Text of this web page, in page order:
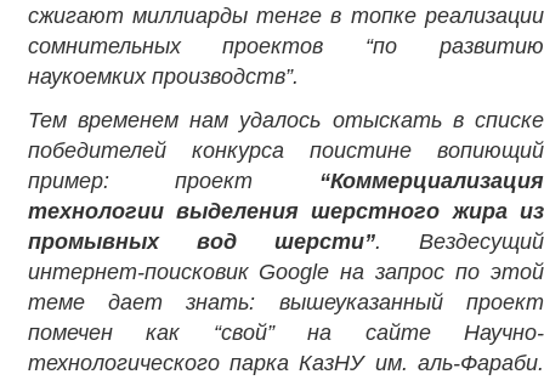
сжигают миллиарды тенге в топке реализации
сомнительных проектов “по развитию
наукоемких производств”.
Тем временем нам удалось отыскать в списке
победителей конкурса поистине вопиющий
пример: проект “Коммерциализация
технологии выделения шерстного жира из
промывных вод шерсти”. Вездесущий
интернет-поисковик Google на запрос по этой
теме дает знать: вышеуказанный проект
помечен как “свой” на сайте Научно-
технологического парка КазНУ им. аль-Фараби.